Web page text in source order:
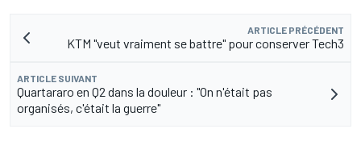
ARTICLE PRÉCÉDENT
KTM "veut vraiment se battre" pour conserver Tech3
ARTICLE SUIVANT
Quartararo en Q2 dans la douleur : "On n'était pas
organisés, c'était la guerre"